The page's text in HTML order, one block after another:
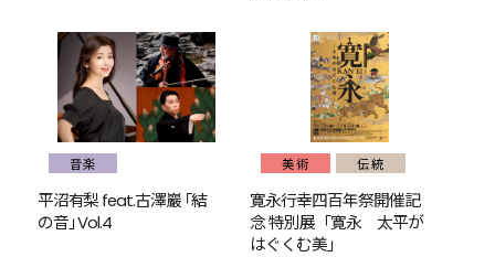
音楽
平沼有梨 feat.古澤巖 ｢結
の音｣ Vol.4
美術 伝統
寛永行幸四百年祭開催記
念 特別展「寛永 太平が
はぐくむ美」